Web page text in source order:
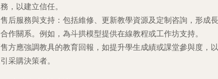
，以建立信任。
售后服務與支持 ：包括維修、更新教學資源及定制咨詢，形成長
作關系。例如，為斗拱模型提供在線教程或工作坊支持。
方應強調教具的教育回報，如提升學生成績或課堂參與度，以
采購決策者。